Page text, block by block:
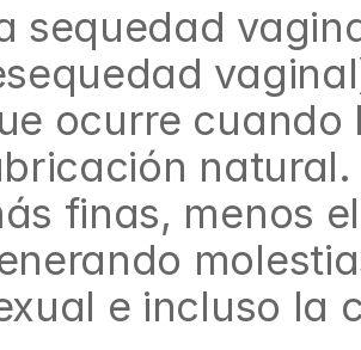
sequedad
ocurre cuando
natural.
finas, menos
e incluso la